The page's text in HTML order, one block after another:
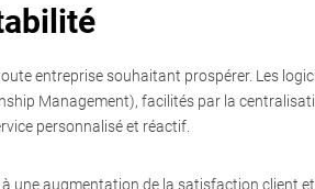
entreprise souhaitant prospérer. Les
Management), facilités par la
personnalisé et réactif.
une augmentation de la satisfaction client